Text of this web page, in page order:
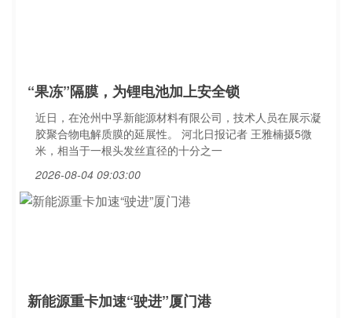
“果冻”隔膜，为锂电池加上安全锁
近日，在沧州中孚新能源材料有限公司，技术人员在展示凝
胶聚合物电解质膜的延展性。 河北日报记者 王雅楠摄5微
米，相当于一根头发丝直径的十分之一
2026-08-04 09:03:00
新能源重卡加速“驶进”厦门港